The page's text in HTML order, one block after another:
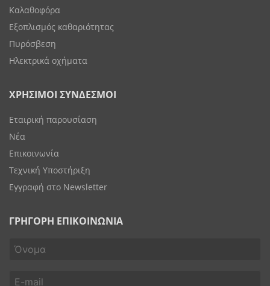
Καλαθοφόρα
Εξοπλισμός καθαριότητας
Πυρόσβεση
Ηλεκτρικά οχήματα
ΧΡΗΣΙΜΟΙ ΣΥΝΔΕΣΜΟΙ
Εταιρική παρουσίαση
Νέα
Επικοινωνία
Τεχνική Υποστήριξη
Εγγραφή στο Newsletter
ΓΡΗΓΟΡΗ ΕΠΙΚΟΙΝΩΝΙΑ